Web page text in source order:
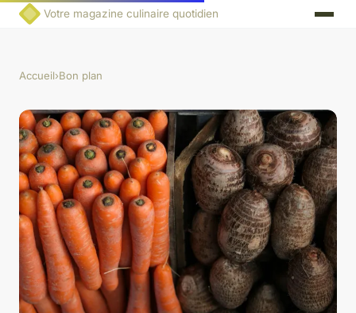
Votre magazine culinaire quotidien
Accueil›Bon plan